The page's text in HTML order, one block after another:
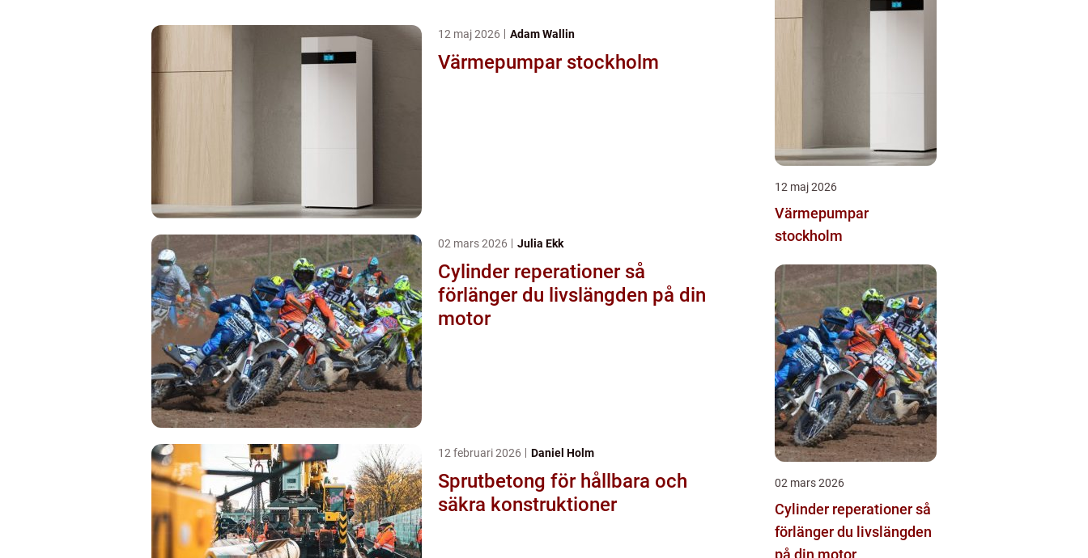
12 maj 2026 Adam Wallin
Värmepumpar stockholm
02 mars 2026 Julia Ekk
Cylinder reperationer så
förlänger du livslängden på din
motor
12 februari 2026 Daniel Holm
Sprutbetong för hållbara och
säkra konstruktioner
12 maj 2026
Värmepumpar
stockholm
02 mars 2026
Cylinder reperationer så
förlänger du livslängden
på din motor